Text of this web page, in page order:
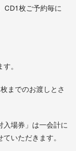
CD1枚ご予約毎に
。
までのお渡しとさ
場券」は一会計に
いただきます。